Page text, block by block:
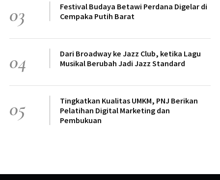
03
Festival Budaya Betawi Perdana Digelar di
Cempaka Putih Barat
04
Dari Broadway ke Jazz Club, ketika Lagu
Musikal Berubah Jadi Jazz Standard
05
Tingkatkan Kualitas UMKM, PNJ Berikan
Pelatihan Digital Marketing dan
Pembukuan